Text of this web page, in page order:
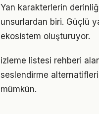
Yan karakterlerin
unsurlardan biri. Güçlü
ekosistem oluşturuyor.
izleme listesi rehberi
seslendirme
mümkün.